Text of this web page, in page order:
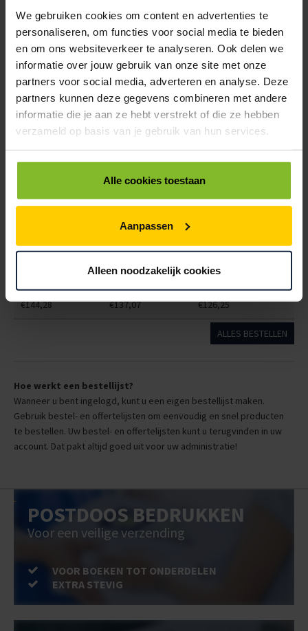
We gebruiken cookies om content en advertenties te
personaliseren, om functies voor social media te bieden
en om ons websiteverkeer te analyseren. Ook delen we
informatie over jouw gebruik van onze site met onze
partners voor social media, adverteren en analyse. Deze
partners kunnen deze gegevens combineren met andere
informatie die je aan ze hebt verstrekt of die ze hebben
verzameld op basis van je gebruik van hun services.
Alle cookies toestaan
Aanpassen
Alleen noodzakelijk cookies
€144,50
€137,28 €126,44
8703033 €0,00
SCHUIMFOLIE OP ROL 125CM / 175METER 3MM DIK (219M2)
< 4
4
8
€151,86
€144,27 €132,88
SCHUIMFOLIE OP ROL 150CM / 175METER 3MM DIK (263M2)
€182,36
€173,24 €159,57
SCHUIMFOLIE OP ROL 120CM / 250METER 2MM DIK (300M2)
< 4
4
8
€144,28
€137,07 €126,25
ALLES BESTELLEN
Hoe werkt een bestellijst?
Wanneer u bent ingelogd, kunt u een eigen bestellijst maken.
Gebruik bestel- en offertelijsten om eenvoudig en snel producten
te bestellen. Uw bestel- en offertelijsten kunt u terugvinden in uw
account. Dat pakt altijd goed uit voor uw administratie!
POSTDOOS BEDRUKKEN
Voor een veilige verzending
VOOR BOEKEN TOT ONDERDELEN
EXTRA STEVIG